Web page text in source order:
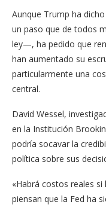
Aunque Trump ha
un paso que de todos
ley—, ha pedido que
han aumentado su
particularmente una
central.
David Wessel,
en la Institución
podría socavar la
política sobre sus
«Habrá costos reales
piensan que la Fed ha